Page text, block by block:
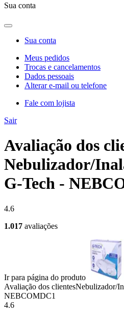
Sua conta
Sua conta
Meus pedidos
Trocas e cancelamentos
Dados pessoais
Alterar e-mail ou telefone
Fale com lojista
Sair
Avaliação dos
Nebulizador/
G-Tech -
4.6
1.017 avaliações
Ir para página do produto
Avaliação dos clientesNebulizador/
NEBCOMDC1
4.6